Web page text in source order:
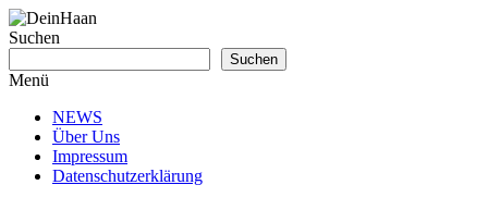
Zum
Inhalt
Haan
Suchen
Suchen
Menü
NEWS
Über Uns
Impressum
Datenschutzerklärung